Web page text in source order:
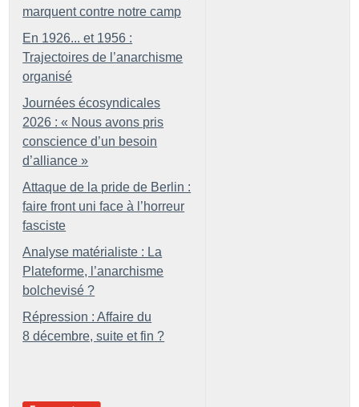
marquent contre notre camp
En 1926... et 1956 :
Trajectoires de l’anarchisme
organisé
Journées écosyndicales
2026 : « Nous avons pris
conscience d’un besoin
d’alliance »
Attaque de la pride de Berlin :
faire front uni face à l’horreur
fasciste
Analyse matérialiste : La
Plateforme, l’anarchisme
bolchevisé ?
Répression : Affaire du
8 décembre, suite et fin ?